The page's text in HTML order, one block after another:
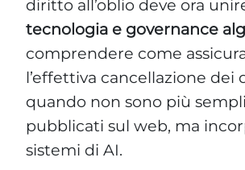
diritto all’oblio deve ora
tecnologia e governance
comprendere come
l’effettiva cancellazione dei
quando non sono più
pubblicati sul web, ma
sistemi di AI.